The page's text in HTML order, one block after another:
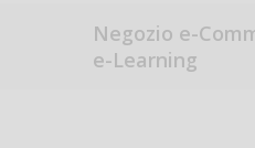
Negozio e-
e-Learning